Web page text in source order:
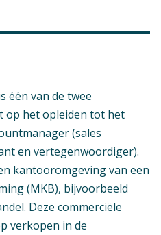
één van de twee
op het opleiden tot het
(sales
en vertegenwoordiger).
kantooromgeving van een
(MKB), bijvoorbeeld
Deze commerciële
verkopen in de